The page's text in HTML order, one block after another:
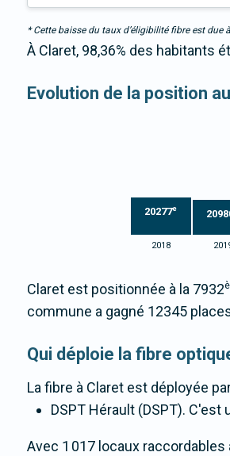
* Cette baisse du taux d’éligibilité fibre est
À Claret, 98,36% des habitants
Evolution de la position
20277e
2018
Claret est positionnée à la 7932
commune a gagné 12345
Qui déploie la fibre
La fibre à Claret est déployée
DSPT Hérault (DSPT).
Avec 1 017 locaux